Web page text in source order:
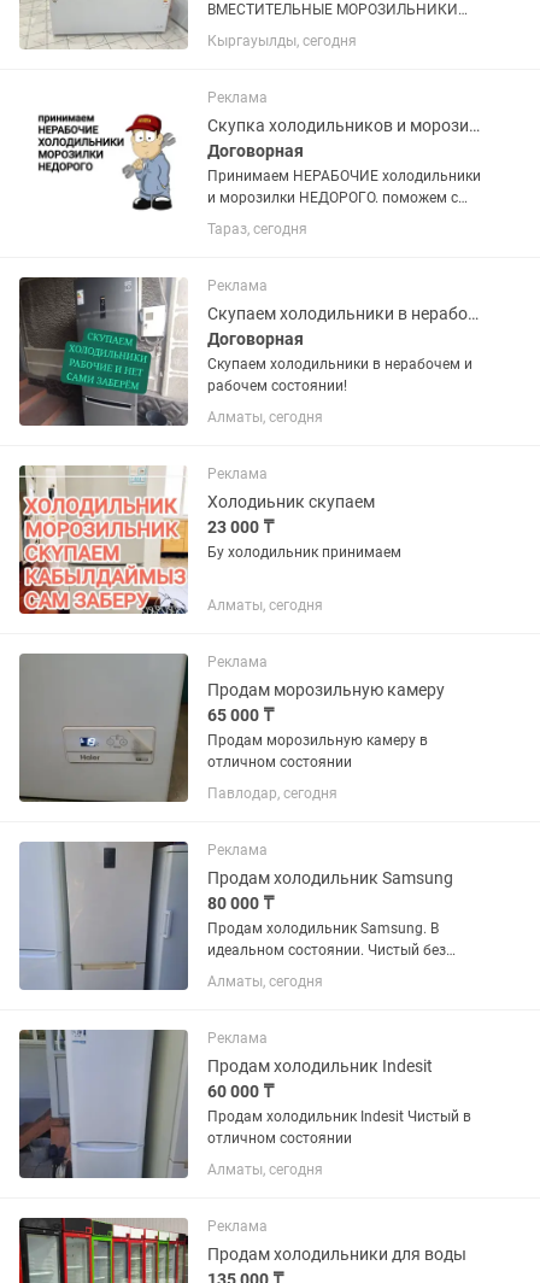
ВМЕСТИТЕЛЬНЫЕ МОРОЗИЛЬНИКИ
ОБЪЕМ 600 л, покупали по 320.000 тг
продаем срочно по 210.000 тг,
упустите такие вкусные цены !
Кыргауылды, сегодня
Реклама
Скупка холодильников и морозилок
Договорная
Принимаем НЕРАБОЧИЕ холодильники
и морозилки НЕДОРОГО. поможем с
утилизацией и выноса с этажей старой
техники.
Тараз, сегодня
Реклама
Скупаем холодильники в нерабочем и рабочем состоянии!
Договорная
Скупаем холодильники в нерабочем и
рабочем состоянии!
Алматы, сегодня
Реклама
Холодиьник скупаем
23 000 ₸
Бу холодильник принимаем
Алматы, сегодня
Реклама
Продам морозильную камеру
65 000 ₸
Продам морозильную камеру в
отличном состоянии
Павлодар, сегодня
Реклама
Продам холодильник Samsung
80 000 ₸
Продам холодильник Samsung. В
идеальном состоянии. Чистый без
запахов резинки целые. Возможно
доставка
Алматы, сегодня
Реклама
Продам холодильник Indesit
60 000 ₸
Продам холодильник Indesit Чистый в
отличном состоянии
Алматы, сегодня
Реклама
Продам холодильники для воды